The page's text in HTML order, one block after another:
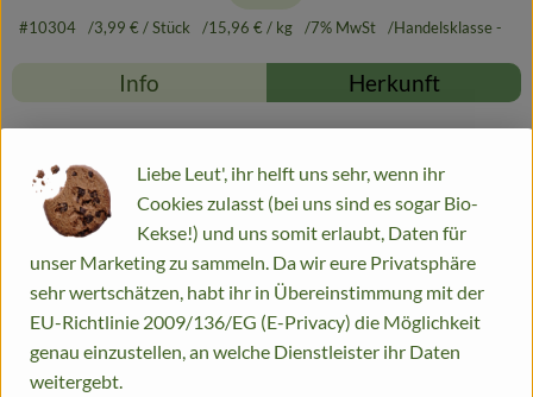
#10304 3,99 € / Stück 15,96 € / kg 7% MwSt Handelsklasse -
Info Herkunft
ACHTUNG NEUE GRÖSSE
Produktinformationen
Zutaten
Liebe Leut', ihr helft uns sehr, wenn ihr
Cookies zulasst (bei uns sind es sogar Bio-
Kekse!) und uns somit erlaubt, Daten für
unser Marketing zu sammeln. Da wir eure Privatsphäre
sehr wertschätzen, habt ihr in Übereinstimmung mit der
EU-Richtlinie 2009/136/EG (E-Privacy) die Möglichkeit
genau einzustellen, an welche Dienstleister ihr Daten
weitergebt.